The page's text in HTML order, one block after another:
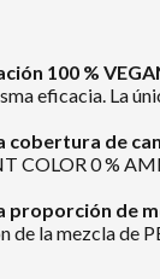
100 %
eficacia. La
cobertura de
COLOR 0 %
proporción de
de la mezcla de